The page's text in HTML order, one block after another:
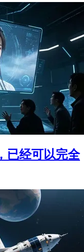
已经可以完全